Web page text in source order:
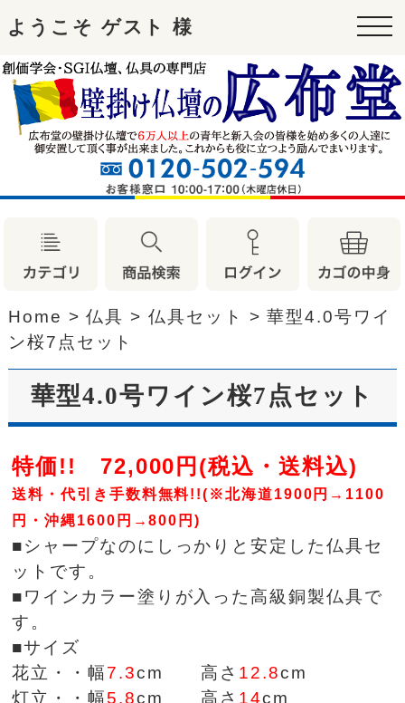
ようこそ ゲスト 様
Home >仏具 >仏具セット >華型4.0号ワイ
ン桜7点セット
華型4.0号ワイン桜7点セット
特価!! 72,000円(税込・送料込)
送料・代引き手数料無料!!(※北海道1900円→1100
円・沖縄1600円→800円)
■シャープなのにしっかりと安定した仏具セ
ットです。
■ワインカラー塗りが入った高級銅製仏具で
す。
■サイズ
花立・・幅7.3cm 高さ 12.8cm
灯立・・幅5.8cm 高さ 14cm